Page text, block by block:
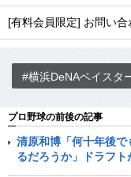
[有料会員限定] お問い合
#横浜DeNAベイスタ
プロ野球の前後の記事
清原和博「何十年後
るだろうか」ドラフト